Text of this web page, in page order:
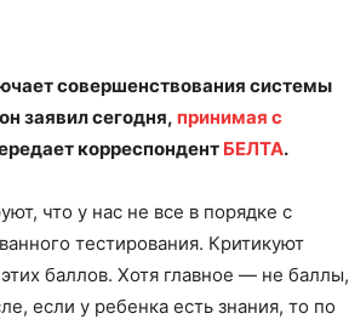
совершенствования системы
заявил сегодня, принимая с
корреспондент БЕЛТА.
что у нас не все в порядке с
тестирования. Критикуют
баллов. Хотя главное — не баллы,
если у ребенка есть знания, то по